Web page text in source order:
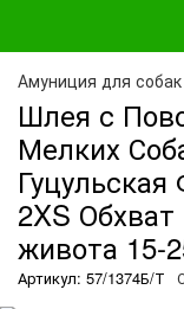
Амуниция для собак
Шлея с
Мелких
2XS
живота 15-
Артикул: 57/1374Б/Т